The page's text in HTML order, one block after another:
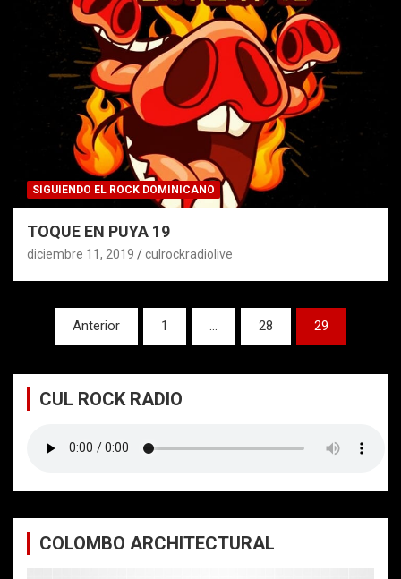
SIGUIENDO EL ROCK DOMINICANO
TOQUE EN PUYA 19
diciembre 11, 2019 culrockradiolive
Paginación
entradas
Anterior 1 … 28 29
CUL ROCK RADIO
COLOMBO ARCHITECTURAL